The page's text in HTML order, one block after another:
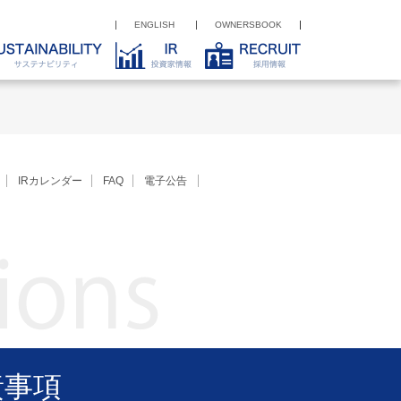
ENGLISH OWNERSBOOK
IRカレンダー FAQ 電子公告
項